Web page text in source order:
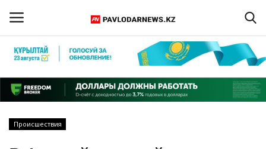
Регистрация
Главная
Происшествия